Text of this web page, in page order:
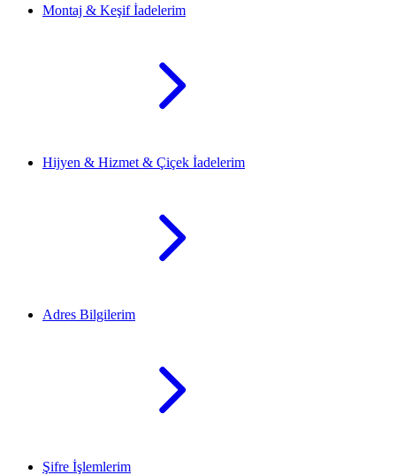
Montaj & Keşif İadelerim
Hijyen & Hizmet & Çiçek İadelerim
Adres Bilgilerim
Şifre İşlemlerim